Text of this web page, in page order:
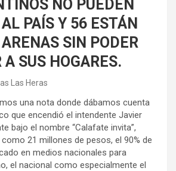
NO PUEDEN
AL PAÍS Y 56 ESTÁN
SIN PODER
A SUS HOGARES.
Las Heras
una nota donde dábamos cuenta
que encendió el intendente Javier
bajo el nombre “Calafate invita”,
21 millones de pesos, el 90% de
en medios nacionales para
el nacional como especialmente el